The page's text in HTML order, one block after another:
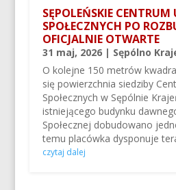
SĘPOLEŃSKIE CENTRUM
SPOŁECZNYCH PO
OFICJALNIE OTWARTE
31 maj, 2026| Sępólno
O kolejne 150 metrów
się powierzchnia siedziby
Społecznych w Sępólnie
istniejącego budynku
Społecznej dobudowano
temu placówka dysponuje
czytaj dalej